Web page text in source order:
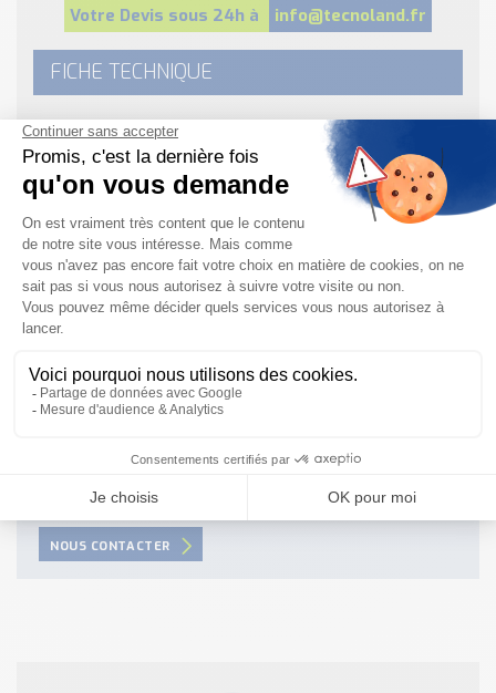
Votre Devis sous 24h à info@tecnoland.fr
FICHE TECHNIQUE
Fiche Technique Débitmètre Promag 100 H .pdf Télécharger
DEMANDE DE DEVIS & RENSEIGNEMENTS
Pour plus d’informations sur ce Débitmètre
Électromagnétique Endress Hauser Promag H 100, vous
pouvez contacter nos équipes techniques et
commerciales
20-82-51-69.
Besoin d'informations complémentaires ?
NOUS CONTACTER